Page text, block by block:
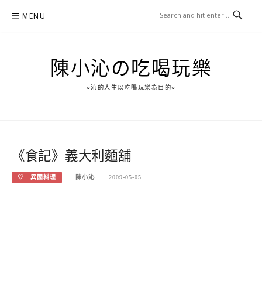
MENU
陳小沁の吃喝玩樂
○沁的人生以吃喝玩樂為目的○
《食記》義大利麵舖
♡ 異國料理 陳小沁 2009-05-05